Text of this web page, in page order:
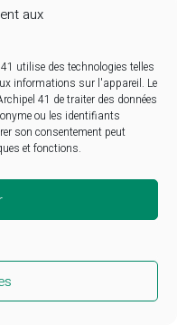
aux
utilise des technologies telles
informations sur l'appareil. Le
41 de traiter des données
ou les identifiants
son consentement peut
et fonctions.
LinkedIn